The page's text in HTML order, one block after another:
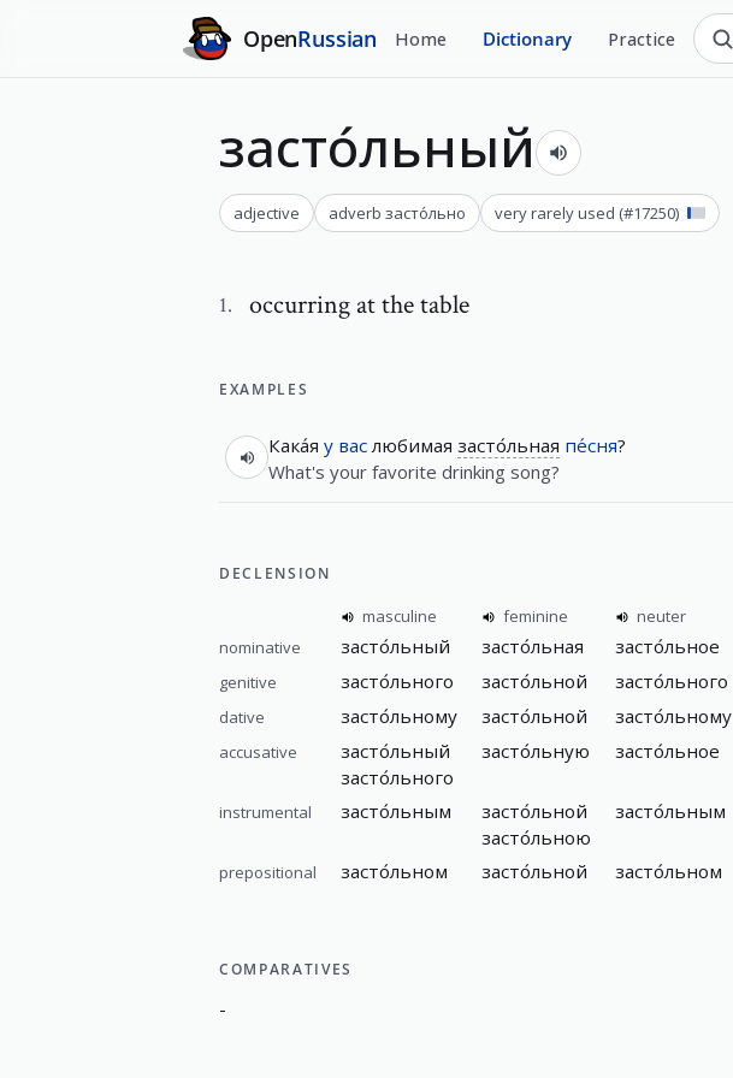
OpenRussian Home Dictionary Practice
засто́льный
adjective adverb засто́льно very rarely used (#17250)
1. occurring at the table
EXAMPLES
Кака́я у васлюбимая засто́льная пе́сня?
What's your favorite drinking song?
DECLENSION
masculine feminine neuter
nominative
засто́льный засто́льная засто́льное
genitive засто́льного засто́льной засто́льного
dative засто́льному засто́льной засто́льному
accusative
засто́льный
засто́льного
засто́льную засто́льное
instrumental засто́льным
засто́льной
засто́льною
засто́льным
prepositional засто́льном засто́льной засто́льном
COMPARATIVES
-